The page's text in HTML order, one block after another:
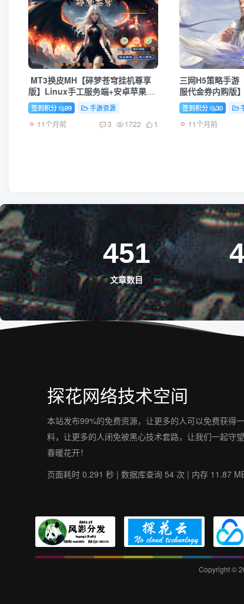
MT3换皮MH【碎梦苍穹挂机尊享
版】Linux手工服务端+安卓苹果双
端+GM后台+详细搭建教程+全套源
码+视频参考教程
签到积分 99 手游资源
11个月前 3 1722 1
三网H5策略手游
服代金券内购版
端+管理后台+GM
卓客户端+详细搭
签到积分 30
11个月前
451
文章数目
探花网络技术空间
本站发布99%的免费资源，让更多的人可以免费获得
料，让更多的人闭免被黑心技术套路，让我们一起守
春暖花开！
页面耗时 0.291 秒 | 数据库查询 54 次 | 内存 11.87
Copyright ©